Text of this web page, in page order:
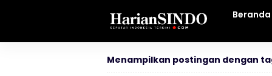
Beranda
Menampilkan postingan dengan